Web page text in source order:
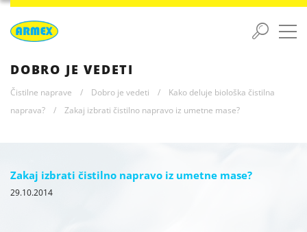
DOBRO JE VEDETI
Čistilne naprave / Dobro je vedeti /
Kako deluje biološka čistilna
naprava?
/ Zakaj izbrati čistilno napravo iz umetne mase?
Zakaj izbrati čistilno napravo iz umetne mase?
29.10.2014